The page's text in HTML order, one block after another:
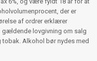
der er
af ordrer erklærer
gældende lovgivning om salg
Alkohol bør nydes med